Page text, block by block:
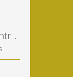
Frederic LECLERC EI (Entreprise Individuelle)